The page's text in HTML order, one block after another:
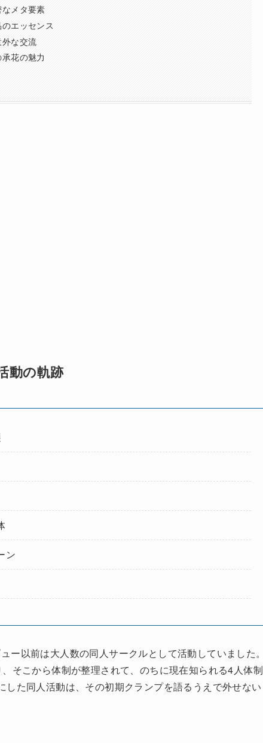
メタ要素
エッセンス
な交流
花の魅力
動の軌跡
ン
以前は大人数の同人サークルとして活動していました。
そこから体制が整理されて、のちに現在知られる4人体制
た同人活動は、その初期クランプを語るうえで外せない